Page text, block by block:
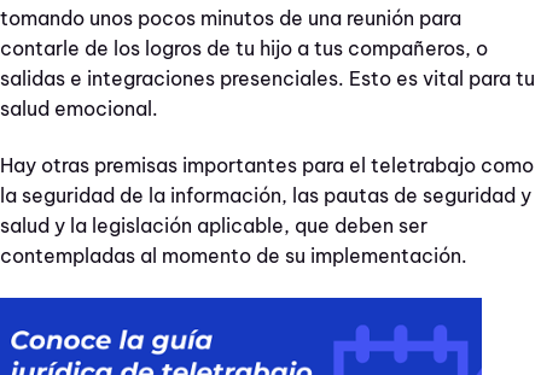
tomando unos pocos minutos de una reunión para
contarle de los logros de tu hijo a tus compañeros, o
salidas e integraciones presenciales. Esto es vital para tu
salud emocional.
Hay otras premisas importantes para el teletrabajo como
la seguridad de la información, las pautas de seguridad y
salud y la legislación aplicable, que deben ser
contempladas al momento de su implementación.